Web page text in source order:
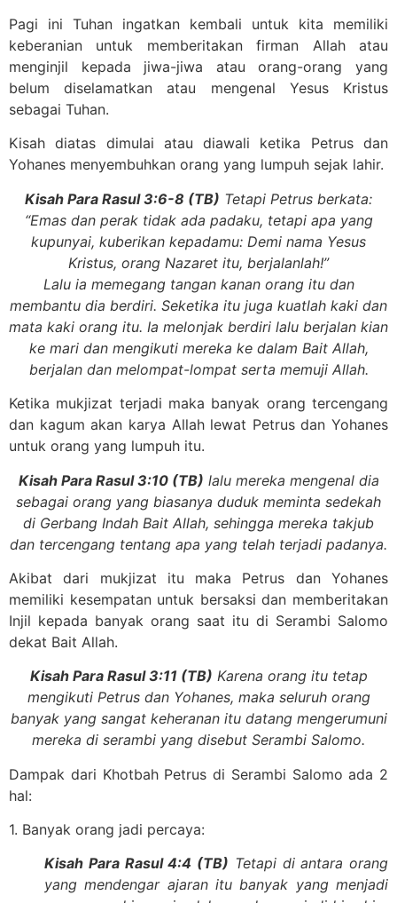
Pagi ini Tuhan ingatkan kembali untuk kita memiliki
keberanian untuk memberitakan firman Allah atau
menginjil kepada jiwa-jiwa atau orang-orang yang
belum diselamatkan atau mengenal Yesus Kristus
sebagai Tuhan.
Kisah diatas dimulai atau diawali ketika Petrus dan
Yohanes menyembuhkan orang yang lumpuh sejak lahir.
Kisah Para Rasul 3:6-8 (TB) Tetapi Petrus berkata:
“Emas dan perak tidak ada padaku, tetapi apa yang
kupunyai, kuberikan kepadamu: Demi nama Yesus
Kristus, orang Nazaret itu, berjalanlah!”
Lalu ia memegang tangan kanan orang itu dan
membantu dia berdiri. Seketika itu juga kuatlah kaki dan
mata kaki orang itu. Ia melonjak berdiri lalu berjalan kian
ke mari dan mengikuti mereka ke dalam Bait Allah,
berjalan dan melompat-lompat serta memuji Allah.
Ketika mukjizat terjadi maka banyak orang tercengang
dan kagum akan karya Allah lewat Petrus dan Yohanes
untuk orang yang lumpuh itu.
Kisah Para Rasul 3:10 (TB) lalu mereka mengenal dia
sebagai orang yang biasanya duduk meminta sedekah
di Gerbang Indah Bait Allah, sehingga mereka takjub
dan tercengang tentang apa yang telah terjadi padanya.
Akibat dari mukjizat itu maka Petrus dan Yohanes
memiliki kesempatan untuk bersaksi dan memberitakan
Injil kepada banyak orang saat itu di Serambi Salomo
dekat Bait Allah.
Kisah Para Rasul 3:11 (TB) Karena orang itu tetap
mengikuti Petrus dan Yohanes, maka seluruh orang
banyak yang sangat keheranan itu datang mengerumuni
mereka di serambi yang disebut Serambi Salomo.
Dampak dari Khotbah Petrus di Serambi Salomo ada 2
hal:
1. Banyak orang jadi percaya:
Kisah Para Rasul 4:4 (TB) Tetapi di antara orang
yang mendengar ajaran itu banyak yang menjadi